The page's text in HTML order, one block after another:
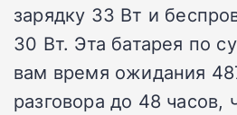
зарядку 33 Вт и
30 Вт. Эта батарея по
вам время ожидания
разговора до 48 часов,